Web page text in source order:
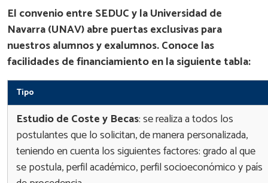
El convenio entre SEDUC y la Universidad de
Navarra (UNAV)abre puertas exclusivas para
nuestros alumnos y exalumnos. Conoce las
facilidades de financiamiento en la siguiente tabla:
Tipo
Estudio de Coste y Becas: se realiza a todos los
postulantes que lo solicitan, de manera personalizada,
teniendo en cuenta los siguientes factores: grado al que
se postula, perfil académico, perfil socioeconómico y país